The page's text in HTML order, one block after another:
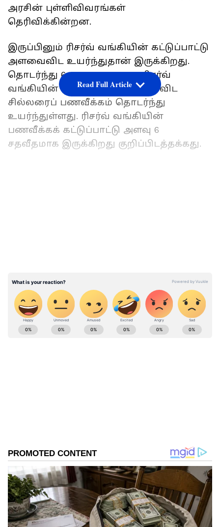
அரசின் புள்ளிவிவரங்கள்
தெரிவிக்கின்றன.
இருப்பினும் ரிசர்வ் வங்கியின் கட்டுப்பாட்டு
அளவைவிட உயர்ந்துதான் இருக்கிறது.
தொடர்ந்து 6-வதுமுறையாக ரிசர்வ்
வங்கியின் கட்டுப்பாட்டு அளவைவிட
சில்லரைப் பணவீக்கம் தொடர்ந்து
உயர்ந்துள்ளது. ரிசர்வ் வங்கியின்
பணவீக்கக் கட்டுப்பாட்டு அளவு 6
சதவீதமாக இருக்கிறது குறிப்பிடத்தக்கது.
Read Full Article
ABOUT THE AUTHOR